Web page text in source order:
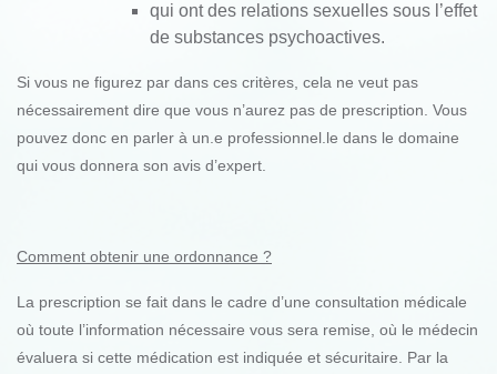
qui ont des relations sexuelles sous l’effet
de substances psychoactives.
Si vous ne figurez par dans ces critères, cela ne veut pas
nécessairement dire que vous n’aurez pas de prescription. Vous
pouvez donc en parler à un.e professionnel.le dans le domaine
qui vous donnera son avis d’expert.
Comment obtenir une ordonnance ?
La prescription se fait dans le cadre d’une consultation médicale
où toute l’information nécessaire vous sera remise, où le médecin
évaluera si cette médication est indiquée et sécuritaire. Par la